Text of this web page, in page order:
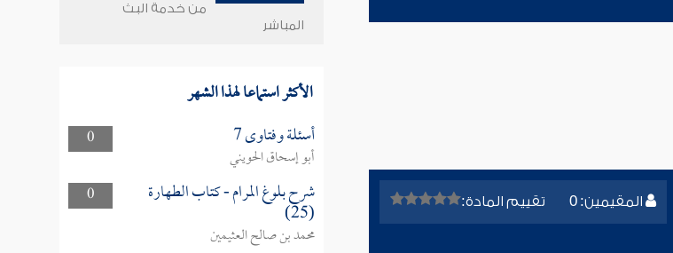
المقيمين: 0 تقييم المادة:
من خدمة البث
المباشر
الأكثر استماعا لهذا الشهر
0 أسئلة وفتاوى 7
أبو إسحاق الحويني
0
شرح بلوغ المرام - كتاب الطهارة
(25)
محمد بن صالح العثيمين